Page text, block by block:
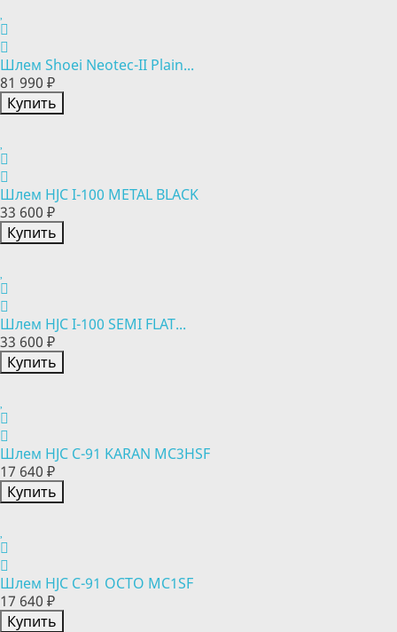
Шлем Shoei Neotec-II Plain...
81 990 ₽
Купить
Шлем HJC I-100 METAL BLACK
33 600 ₽
Купить
Шлем HJC I-100 SEMI FLAT...
33 600 ₽
Купить
Шлем HJC C-91 KARAN MC3HSF
17 640 ₽
Купить
Шлем HJC C-91 OCTO MC1SF
17 640 ₽
Купить